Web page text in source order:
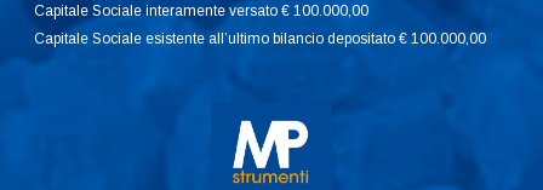
Capitale Sociale interamente versato € 100.000,00
Capitale Sociale esistente all’ultimo bilancio depositato € 100.000,00